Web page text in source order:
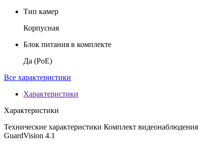
Тип камер
Корпусная
Блок питания в комплекте
Да (PoE)
Все характеристики
Характеристики
Характеристики
Технические характеристики Комплект видеонаблюдения
GuardVision 4.1